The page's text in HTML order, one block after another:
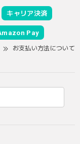
キャリア決済
Pay
お支払い方法について